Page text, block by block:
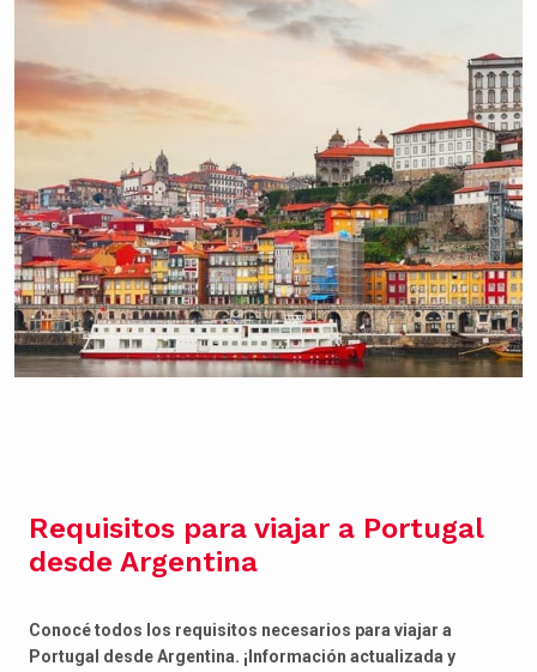
Requisitos para viajar a Portugal
desde Argentina
Conocé todos los requisitos necesarios para viajar a
Portugal desde Argentina. ¡Información actualizada y